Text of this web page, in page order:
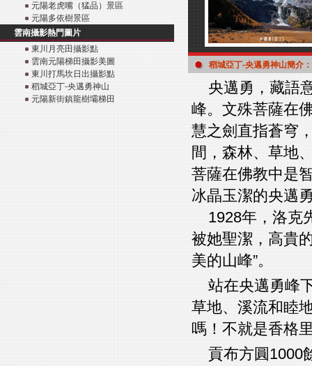
元陽老虎嘴（猛品）景區
元陽多依樹景區
雲南攝影熱門圖片
東川月亮田攝影點
雲南元陽梯田攝影美圖
東川打馬坎日出攝影點
稻城亞丁-央邁勇神山
元陽新街鎮龍樹壩梯田
稻城亞丁-央邁勇神山簡介：
央邁勇，藏語
峰。文殊菩薩在
慧之劍直指蒼穹
間，森林、草地
菩薩在佛教中是
冰晶玉潔的央邁
1928年，洛克
被她聖潔，高貴
美的山峰”。
站在央邁勇峰
草地、溪流和睦
嗎！不就是香格
貢布方圓1000